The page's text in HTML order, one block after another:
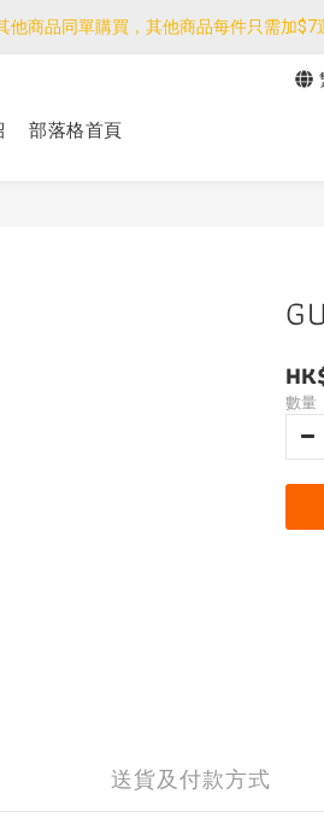
他商品同單購買，其他商品每件只需加
他商品同單購買，其他商品每件只需加
7~12/8外訪搜羅新產品，期間網店訂單
他商品同單購買，其他商品每件只需加$7
部落格首頁
數量
送貨及付款方式